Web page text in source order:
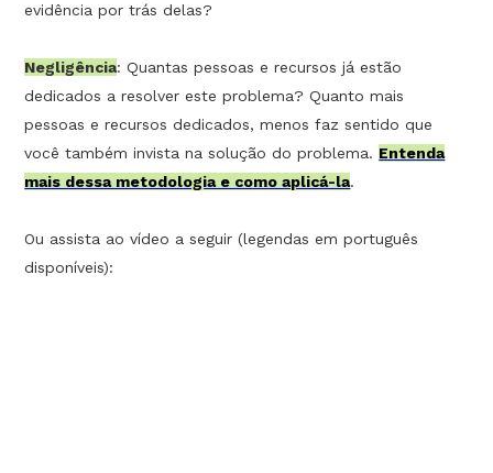
evidência por trás delas?
Negligência: Quantas pessoas e recursos já estão
dedicados a resolver este problema? Quanto mais
pessoas e recursos dedicados, menos faz sentido que
você também invista na solução do problema. Entenda
mais dessa metodologia e como aplicá-la.
Ou assista ao vídeo a seguir (legendas em português
disponíveis):